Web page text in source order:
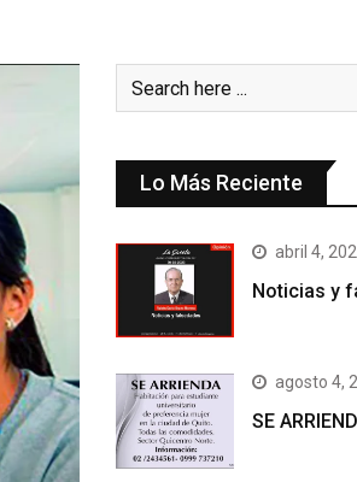
Lo Más Reciente
abril 4,
Noticias y
agosto 4,
SE